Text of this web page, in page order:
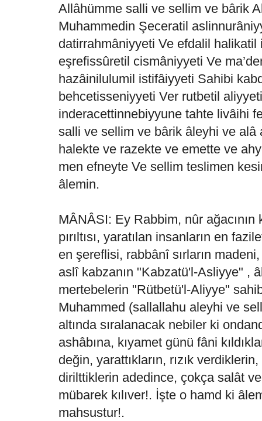
Allâhümme salli ve sellim ve bârik
Muhammedin Şeceratil
datirrahmâniyyeti Ve efdalil halikatil
eşrefissûretil cismâniyyeti Ve
hazâinilulumil istifâiyyeti Sahibi
behcetisseniyyeti Ver rutbetil
inderacettinnebiyyune tahte livâihi
salli ve sellim ve bârik âleyhi ve alâ
halekte ve razekte ve emette ve
men efneyte Ve sellim teslimen
âlemin.
MÂNÂSI: Ey Rabbim, nûr ağacının
pırıltısı, yaratılan insanların en
en şereflisi, rabbânî sırların
aslî kabzanın "Kabzatü'l-Asliyye" ,
mertebelerin "Rütbetü'l-Aliyye"
Muhammed (sallallahu aleyhi ve
altında sıralanacak nebiler ki
ashâbına, kıyamet günü fâni
değin, yarattıkların, rızık
dirilttiklerin adedince, çokça salât
mübarek kılıver!. İşte o hamd ki
mahsustur!.